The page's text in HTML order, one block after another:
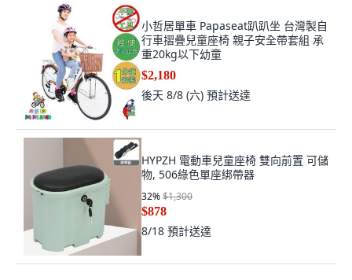
小哲居單車 Papaseat趴趴坐 台灣製自
行車摺疊兒童座椅 親子安全帶套組 承
重20kg以下幼童
$2,180
後天 8/8 (六) 預計送達
HYPZH 電動車兒童座椅 雙向前置 可儲
物, 506綠色單座綁帶器
32%$1,300
$878
8/18 預計送達